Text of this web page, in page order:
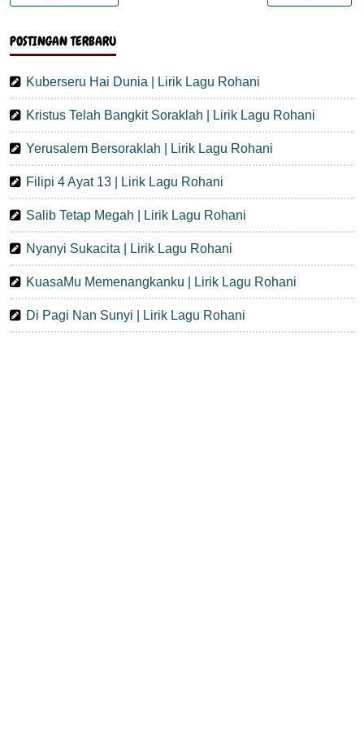
POSTINGAN TERBARU
Kuberseru Hai Dunia | Lirik Lagu Rohani
Kristus Telah Bangkit Soraklah | Lirik Lagu Rohani
Yerusalem Bersoraklah | Lirik Lagu Rohani
Filipi 4 Ayat 13 | Lirik Lagu Rohani
Salib Tetap Megah | Lirik Lagu Rohani
Nyanyi Sukacita | Lirik Lagu Rohani
KuasaMu Memenangkanku | Lirik Lagu Rohani
Di Pagi Nan Sunyi | Lirik Lagu Rohani